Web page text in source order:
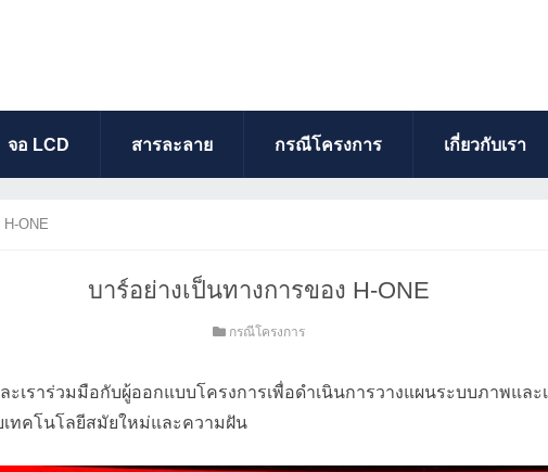
จอ LCD สารละลาย กรณีโครงการ เกี่ยวกับเรา
ONE
บาร์อย่างเป็นทางการของ H-ONE
กรณีโครงการ
ะเราร่วมมือกับผู้ออกแบบโครงการเพื่อดำเนินการวางแผนระบบภาพแล
เทคโนโลยีสมัยใหม่และความฝัน